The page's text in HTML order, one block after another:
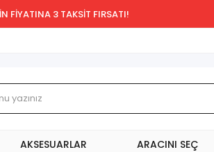
FİYATINA 3 TAKSİT FIRSATI!
AKSESUARLAR ARACINI SEÇ